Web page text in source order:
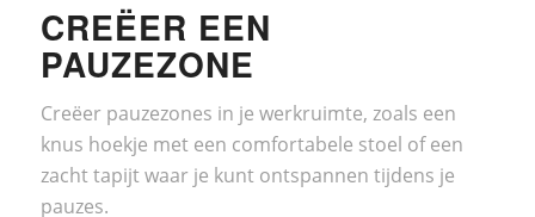
CREËER EEN
PAUZEZONE
Creëer pauzezones in je werkruimte, zoals een
knus hoekje met een comfortabele stoel of een
zacht tapijt waar je kunt ontspannen tijdens je
pauzes.